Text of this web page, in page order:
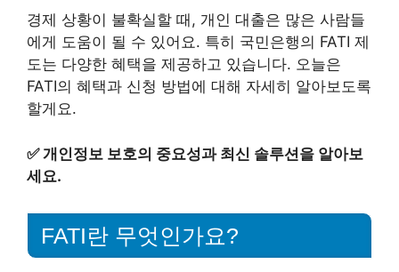
경제 상황이 불확실할 때, 개인 대출은 많은 사람들
에게 도움이 될 수 있어요. 특히 국민은행의 FATI 제
도는 다양한 혜택을 제공하고 있습니다. 오늘은
FATI의 혜택과 신청 방법에 대해 자세히 알아보도록
할게요.
✅개인정보 보호의 중요성과 최신 솔루션을 알아보
세요.
FATI란 무엇인가요?